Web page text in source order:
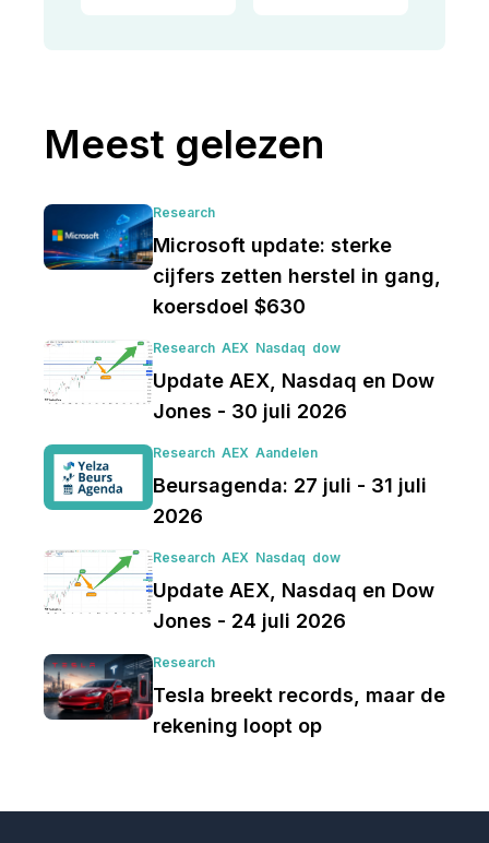
Meest gelezen
Research
Microsoft update: sterke
cijfers zetten herstel in gang,
koersdoel $630
Research AEX Nasdaq dow
Update AEX, Nasdaq en Dow
Jones - 30 juli 2026
Research AEX Aandelen
Beursagenda: 27 juli - 31 juli
2026
Research AEX Nasdaq dow
Update AEX, Nasdaq en Dow
Jones - 24 juli 2026
Research
Tesla breekt records, maar de
rekening loopt op